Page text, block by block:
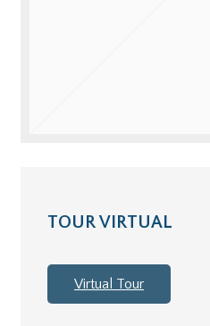
TOUR VIRTUAL
Virtual Tour